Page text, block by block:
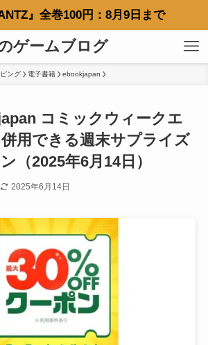
』全巻100円：8月9日まで
ゲームブログ
ング 電子書籍 ebookjapan
コミックウィークエ
用できる週末サプライズ
（2025年6月14日）
2025年6月14日